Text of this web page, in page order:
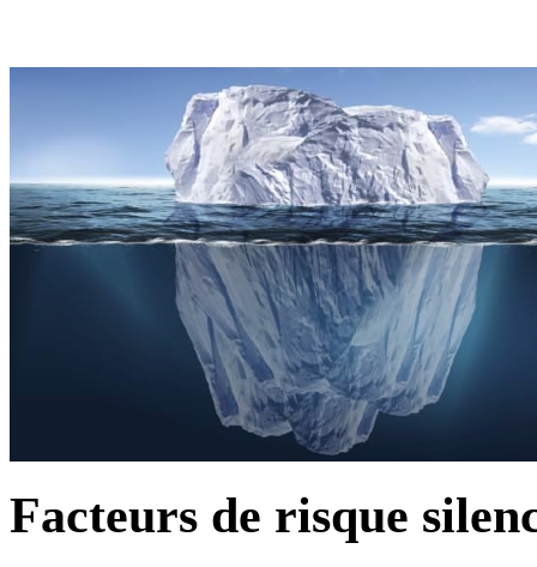
Facteurs de risque